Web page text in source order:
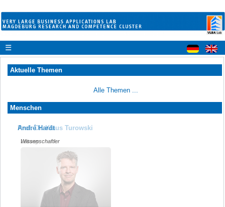
☰
Aktuelle Themen
Alle Themen ...
Menschen
Prof. Dr. Klaus Turowski
Leitung
André Hardt
Wissenschaftler